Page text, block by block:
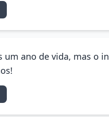
um ano de vida, mas o